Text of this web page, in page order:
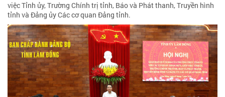
việc Tỉnh ủy, Trường Chính trị tỉnh, Báo và Phát thanh, Truyền hình
tỉnh và Đảng ủy Các cơ quan Đảng tỉnh.